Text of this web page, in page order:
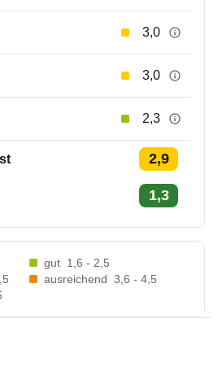
3,0
3,0
2,3
2,9
1,3
gut 1,6 - 2,5
ausreichend 3,6 - 4,5